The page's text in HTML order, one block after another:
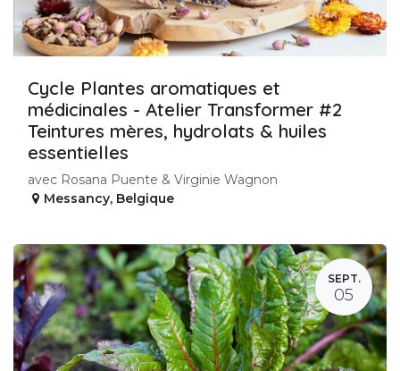
Cycle Plantes aromatiques et
médicinales - Atelier Transformer #2
Teintures mères, hydrolats & huiles
essentielles
avec Rosana Puente & Virginie Wagnon
Messancy, Belgique
SEPT.
05